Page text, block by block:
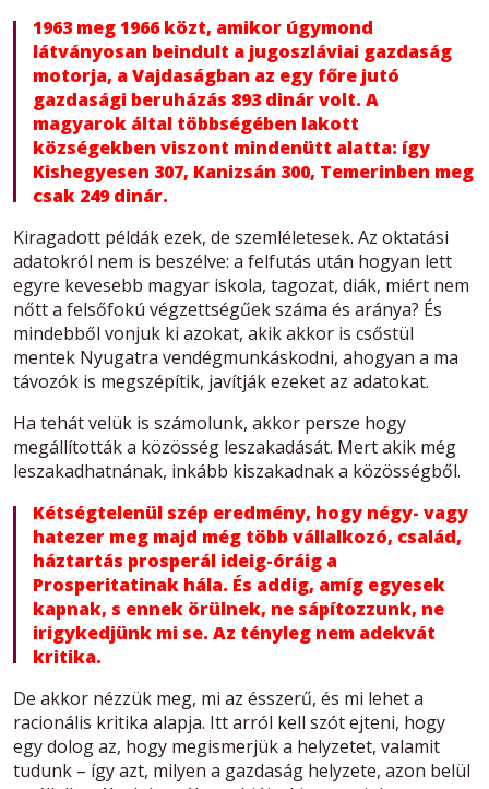
1963 meg 1966 közt, amikor úgymond
látványosan beindult a jugoszláviai gazdaság
motorja, a Vajdaságban az egy főre jutó
gazdasági beruházás 893 dinár volt. A
magyarok által többségében lakott
községekben viszont mindenütt alatta: így
Kishegyesen 307, Kanizsán 300, Temerinben meg
csak 249 dinár.
Kiragadott példák ezek, de szemléletesek. Az oktatási
adatokról nem is beszélve: a felfutás után hogyan lett
egyre kevesebb magyar iskola, tagozat, diák, miért nem
nőtt a felsőfokú végzettségűek száma és aránya? És
mindebből vonjuk ki azokat, akik akkor is csőstül
mentek Nyugatra vendégmunkáskodni, ahogyan a ma
távozók is megszépítik, javítják ezeket az adatokat.
Ha tehát velük is számolunk, akkor persze hogy
megállították a közösség leszakadását. Mert akik még
leszakadhatnának, inkább kiszakadnak a közösségből.
Kétségtelenül szép eredmény, hogy négy- vagy
hatezer meg majd még több vállalkozó, család,
háztartás prosperál ideig-óráig a
Prosperitatinak hála. És addig, amíg egyesek
kapnak, s ennek örülnek, ne sápítozzunk, ne
irigykedjünk mi se. Az tényleg nem adekvát
kritika.
De akkor nézzük meg, mi az ésszerű, és mi lehet a
racionális kritika alapja. Itt arról kell szót ejteni, hogy
egy dolog az, hogy megismerjük a helyzetet, valamit
tudunk – így azt, milyen a gazdaság helyzete, azon belül